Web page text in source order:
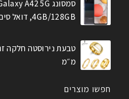
4GB/128GB, דואל סים
מ״מ
חפשו מוצרים